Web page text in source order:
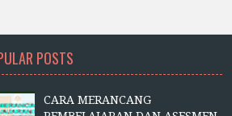
POSTS
CARA MERANCANG